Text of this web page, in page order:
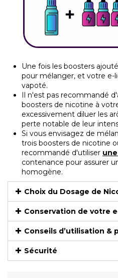
Une fois les boosters
pour mélanger, et votre e-
vapoté.
Il n'est pas recommandé
boosters de nicotine à
excessivement diluer les
perte notable de leur
Si vous envisagez de
trois boosters de nicotine
recommandé d'utiliser
contenance pour assurer
homogène.
Choix du Dosage de
Conservation de votre
Conseils d’utilisation &
Sécurité